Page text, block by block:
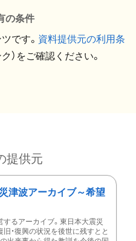
の条件
です。 資料提供元の利用条
）をご確認ください。
提供元
津波アーカイブ～希望
するアーカイブ。東日本大震災
・復興の状況を後世に残すとと